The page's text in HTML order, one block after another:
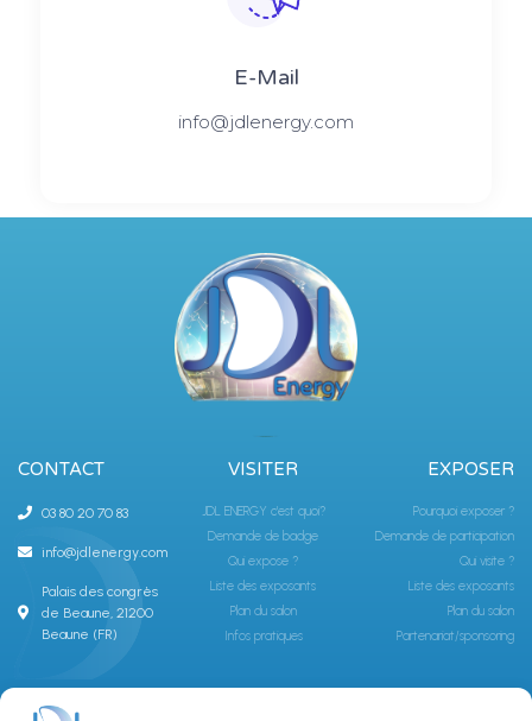
E-Mail
info@jdlenergy.com
CONTACT
03 80 20 70 83
info@jdlenergy.com
Palais des congrès
de Beaune, 21200
Beaune (FR)
VISITER
JDL ENERGY c'est quoi?
Demande de badge
Qui expose ?
Liste des exposants
Plan du salon
Infos pratiques
EXPOSER
Pourquoi exposer ?
Demande de participation
Qui visite ?
Liste des exposants
Plan du salon
Partenariat/sponsoring